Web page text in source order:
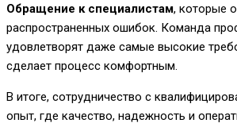
Обращение к специалистам, которые
распространенных ошибок. Команда
удовлетворят даже самые высокие
сделает процесс комфортным.
В итоге, сотрудничество с
опыт, где качество, надежность и